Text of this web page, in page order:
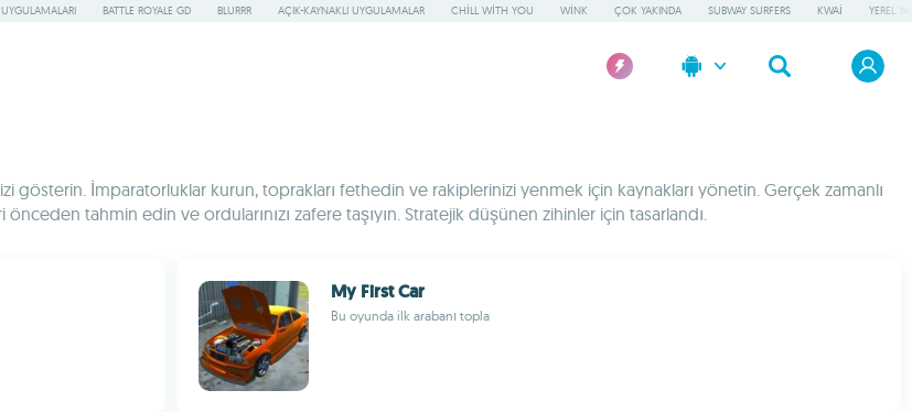
BATTLE ROYALE GD BLURRR AÇIK-KAYNAKLI UYGULAMALAR CHILL WITH YOU WINK ÇOK YAKINDA SUBWAY SURFERS KWAI YEREL
İmparatorluklar kurun, toprakları fethedin ve rakiplerinizi yenmek için kaynakları yönetin. Gerçek zamanlı
tahmin edin ve ordularınızı zafere taşıyın. Stratejik düşünen zihinler için tasarlandı.
My First Car
Bu oyunda ilk arabanı topla